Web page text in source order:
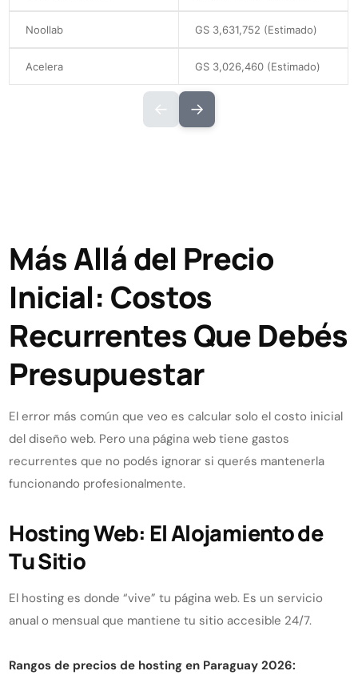
Noollab GS 3,631,752 (estimado)
Acelera GS 3,026,460 (estimado)
← →
Más Allá del Precio
Inicial: Costos
Recurrentes Que Debés
Presupuestar
El error más común que veo es calcular solo el costo inicial
del diseño web. Pero una página web tiene gastos
recurrentes que no podés ignorar si querés mantenerla
funcionando profesionalmente.
Hosting Web: El Alojamiento de
Tu Sitio
El hosting es donde “vive” tu página web. Es un servicio
anual o mensual que mantiene tu sitio accesible 24/7.
Rangos de precios de hosting en Paraguay 2026: